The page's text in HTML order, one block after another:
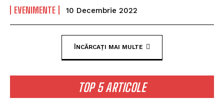
EVENIMENTE 10 Decembrie 2022
ÎNCĂRCAȚI MAI MULTE
TOP 5 ARTICOLE